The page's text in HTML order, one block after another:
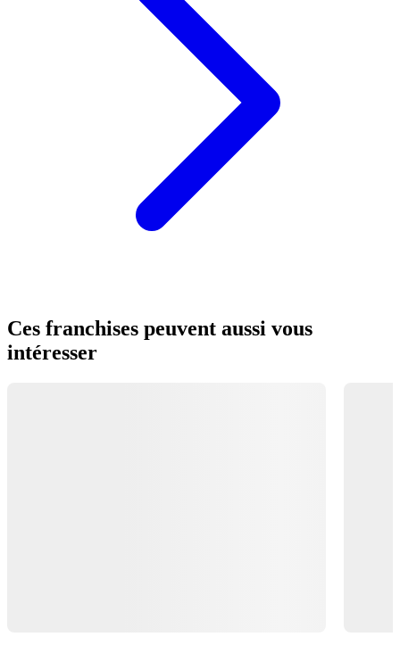
Ces franchises peuvent aussi vous
intéresser